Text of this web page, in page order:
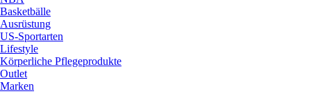
Basketbälle
Ausrüstung
US-Sportarten
Lifestyle
Körperliche Pflegeprodukte
Outlet
Marken